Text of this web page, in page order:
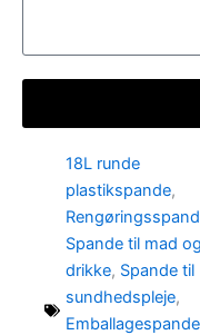
18L runde
plastikspande,
Spande til mad og
drikke, Spande til
sundhedspleje,
Emballagespande